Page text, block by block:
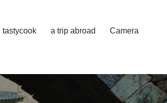
tastycook a trip abroad
Camera